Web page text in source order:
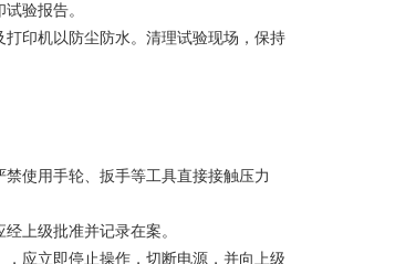
验报告。
印机以防尘防水。清理试验现场，保持
使用手轮、扳手等工具直接接触压力
上级批准并记录在案。
应立即停止操作，切断电源，并向上级